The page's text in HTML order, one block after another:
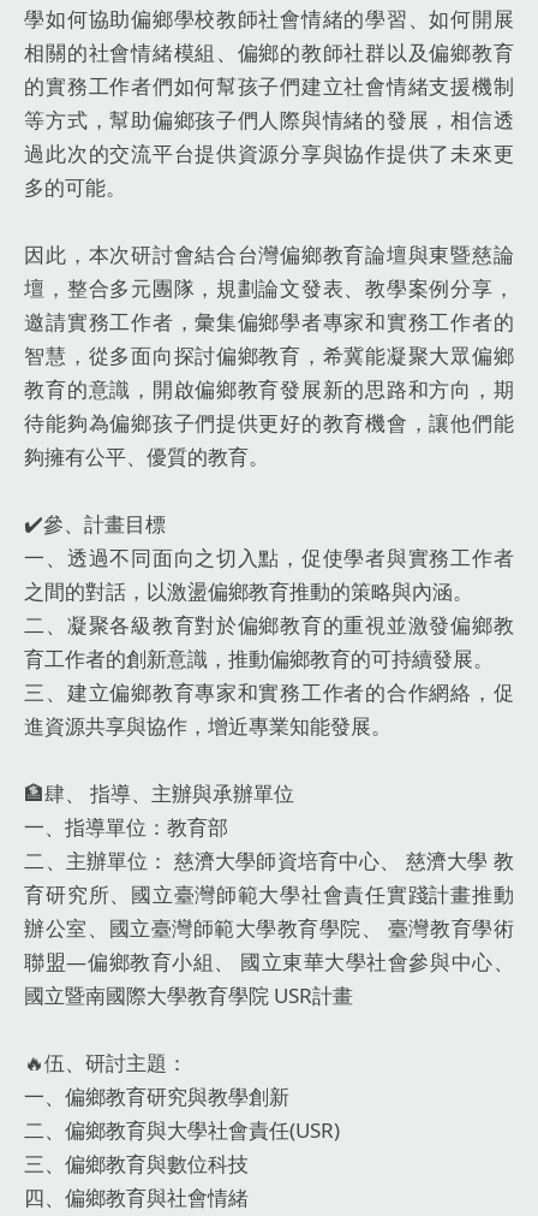
學如何協助偏鄉學校教師社會情緒的學習、如何開展
相關的社會情緒模組、偏鄉的教師社群以及偏鄉教育
的實務工作者們如何幫孩子們建立社會情緒支援機制
等方式，幫助偏鄉孩子們人際與情緒的發展，相信透
過此次的交流平台提供資源分享與協作提供了未來更
多的可能。
因此，本次研討會結合台灣偏鄉教育論壇與東暨慈論
壇，整合多元團隊，規劃論文發表、教學案例分享，
邀請實務工作者，彙集偏鄉學者專家和實務工作者的
智慧，從多面向探討偏鄉教育，希冀能凝聚大眾偏鄉
教育的意識，開啟偏鄉教育發展新的思路和方向，期
待能夠為偏鄉孩子們提供更好的教育機會，讓他們能
夠擁有公平、優質的教育。
✔️參、計畫目標
一、透過不同面向之切入點，促使學者與實務工作者
之間的對話，以激盪偏鄉教育推動的策略與內涵。
二、凝聚各級教育對於偏鄉教育的重視並激發偏鄉教
育工作者的創新意識，推動偏鄉教育的可持續發展。
三、建立偏鄉教育專家和實務工作者的合作網絡，促
進資源共享與協作，增近專業知能發展。
🏦肆、 指導、主辦與承辦單位
一、指導單位：教育部
二、主辦單位： 慈濟大學師資培育中心、 慈濟大學 教
育研究所、國立臺灣師範大學社會責任實踐計畫推動
辦公室、國立臺灣師範大學教育學院、 臺灣教育學術
聯盟—偏鄉教育小組、 國立東華大學社會參與中心、
國立暨南國際大學教育學院 USR計畫
🔥伍、研討主題：
一、偏鄉教育研究與教學創新
二、偏鄉教育與大學社會責任(USR)
三、偏鄉教育與數位科技
四、偏鄉教育與社會情緒